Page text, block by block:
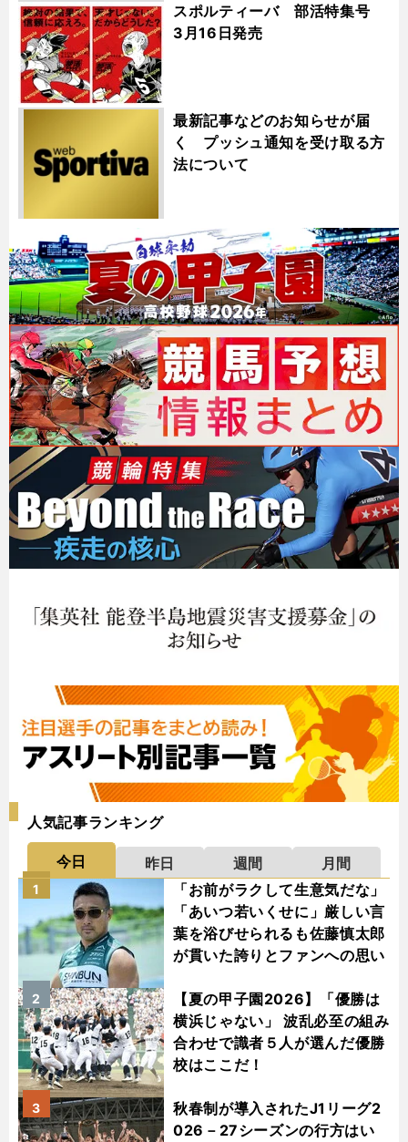
スポルティーバ 部活特集号
3月16日発売
最新記事などのお知らせが届
く プッシュ通知を受け取る方
法について
人気記事ランキング
今日 昨日 週間
月間
「お前がラクして生意気だな」
「あいつ若いくせに」厳しい言
葉を浴びせられるも佐藤慎太郎
が貫いた誇りとファンへの思い
1
【夏の甲子園2026】「優勝は
横浜じゃない」 波乱必至の組み
合わせで識者５人が選んだ優勝
校はここだ！
2
秋春制が導入されたJ1リーグ2
026－27シーズンの行方はい
3